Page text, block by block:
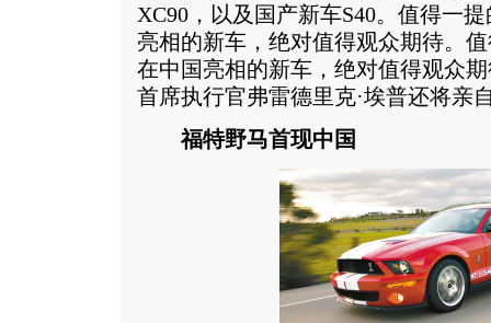
XC90，以及国产新车S40。值得一
亮相的新车，绝对值得观众期待。
在中国亮相的新车，绝对值得观众
首席执行官弗雷德里克·埃普还将亲
福特野马首现中国